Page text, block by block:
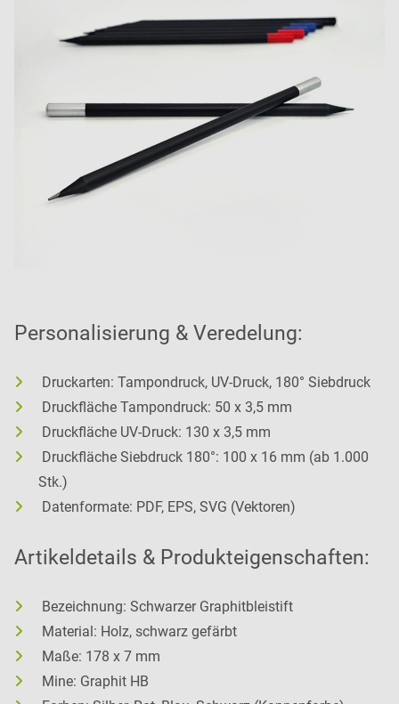
Personalisierung & Veredelung:
Druckarten: Tampondruck, UV-Druck, 180° Siebdruck
Druckfläche Tampondruck: 50 x 3,5 mm
Druckfläche UV-Druck: 130 x 3,5 mm
Druckfläche Siebdruck 180°: 100 x 16 mm (ab 1.000
Stk.)
Datenformate: PDF, EPS, SVG (Vektoren)
Artikeldetails & Produkteigenschaften:
Bezeichnung: Schwarzer Graphitbleistift
Material: Holz, schwarz gefärbt
Maße: 178 x 7 mm
Mine: Graphit HB